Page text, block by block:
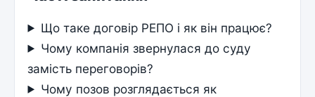
Що таке договір РЕПО і як він працює?
Чому компанія звернулася до суду
замість переговорів?
Чому позов розглядається як